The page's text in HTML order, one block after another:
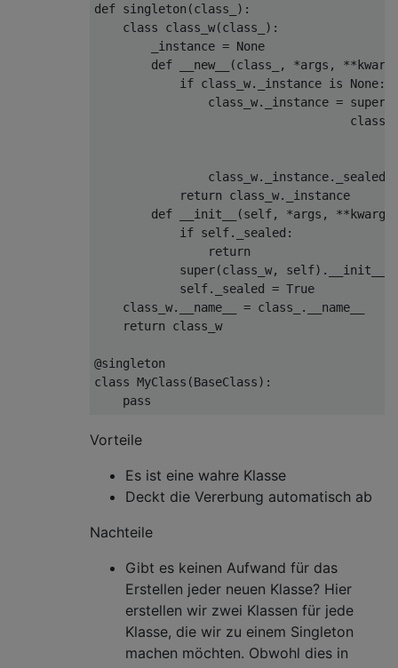
def singleton (class_
):
class class_w(class_
):
        _instance
= None
def __new__ (class_ , *args , **
if class_w. _instance is None:
                class_w
. _instance = super
                                    class_
                class_w
. _instance. _sealed
return class_w.
_instance
def __init__ (self, *args , **kwargs
if self. _sealed :
return
            super
(class_w, self). __init__
            self
. _sealed = True
    class_w
. __name__ = class_ .
__name__
return class_w
@singleton
class MyClass (BaseClass):
pass
Vorteile
Es ist eine wahre Klasse
Deckt die Vererbung automatisch ab
Nachteile
Gibt es keinen Aufwand für das
Erstellen jeder neuen Klasse? Hier
erstellen wir zwei Klassen für jede
Klasse, die wir zu einem Singleton
machen möchten. Obwohl dies in